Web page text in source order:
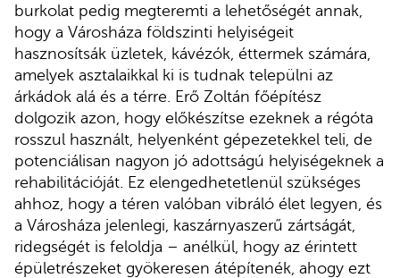
burkolat pedig megteremti a lehetőségét annak,
hogy a Városháza földszinti helyiségeit
hasznosítsák üzletek, kávézók, éttermek számára,
amelyek asztalaikkal ki is tudnak települni az
árkádok alá és a térre. Erő Zoltán főépítész
dolgozik azon, hogy előkészítse ezeknek a régóta
rosszul használt, helyenként gépezetekkel teli, de
potenciálisan nagyon jó adottságú helyiségeknek a
rehabilitációját. Ez elengedhetetlenül szükséges
ahhoz, hogy a téren valóban vibráló élet legyen, és
a Városháza jelenlegi, kaszárnyaszerű zártságát,
ridegségét is feloldja – anélkül, hogy az érintett
épületrészeket gyökeresen átépítenék, ahogy ezt